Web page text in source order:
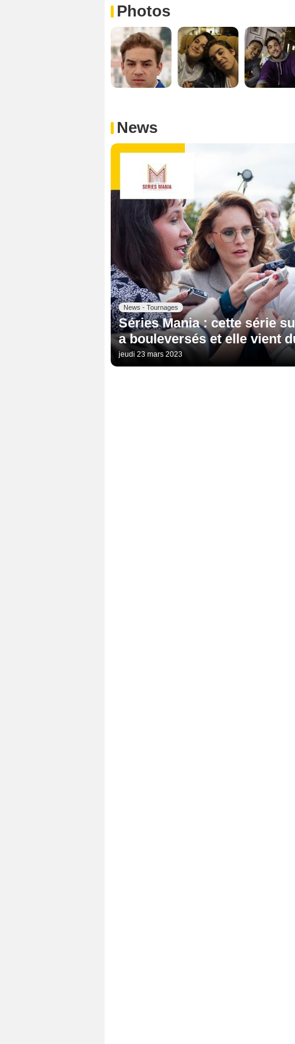
Photos
News
News - Tournages
Séries Mania : cette série
a bouleversés et elle vient
jeudi 23 mars 2023